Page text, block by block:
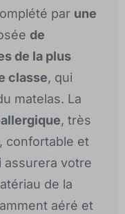
par une
de
de la plus
classe, qui
matelas. La
, très
confortable et
assurera votre
de la
aéré et